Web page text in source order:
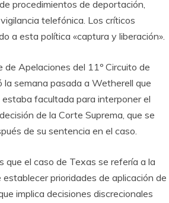
procedimientos de deportación,
telefónica. Los críticos
a esta política «captura y liberación».
de Apelaciones del 11º Circuito de
la semana pasada a Wetherell que
estaba facultada para interponer el
de la Corte Suprema, que se
de su sentencia en el caso.
que el caso de Texas se refería a la
prioridades de aplicación de
implica decisiones discrecionales